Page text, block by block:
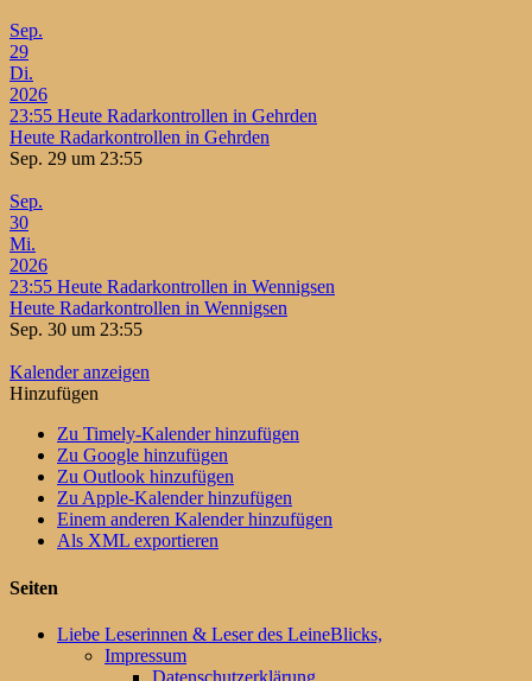
Sep.
29
Di.
2026
23:55 Heute Radarkontrollen in Gehrden
Heute Radarkontrollen in Gehrden
Sep. 29 um 23:55
Sep.
30
Mi.
2026
23:55 Heute Radarkontrollen in Wennigsen
Heute Radarkontrollen in Wennigsen
Sep. 30 um 23:55
Kalender anzeigen
Hinzufügen
Zu Timely-Kalender hinzufügen
Zu Google hinzufügen
Zu Outlook hinzufügen
Zu Apple-Kalender hinzufügen
Einem anderen Kalender hinzufügen
Als XML exportieren
Seiten
Liebe Leserinnen & Leser des LeineBlicks,
Impressum
Datenschutzerklärung